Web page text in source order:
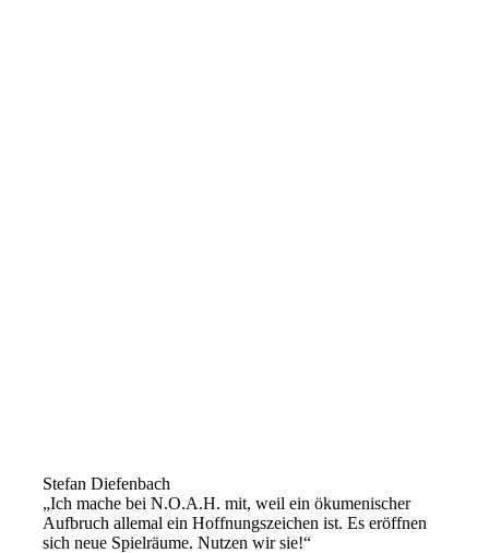
Stefan Diefenbach
„Ich mache bei N.O.A.H. mit, weil ein ökumenischer
Aufbruch allemal ein Hoffnungszeichen ist. Es eröffnen
sich neue Spielräume. Nutzen wir sie!“